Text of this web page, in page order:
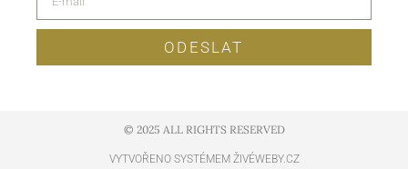
ODESLAT
© 2025 ALL RIGHTS RESERVED​
VYTVOŘENO SYSTÉMEM ŽIVÉWEBY.CZ